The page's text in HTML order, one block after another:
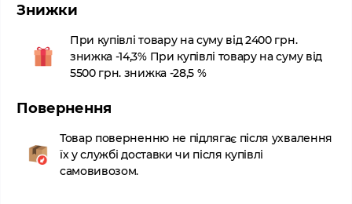
Знижки
При купівлі товару на суму від 2400 грн.
знижка -14,3% При купівлі товару на суму від
5500 грн. знижка -28,5 %
Повернення
Товар поверненню не підлягає після ухвалення
їх у службі доставки чи після купівлі
самовивозом.